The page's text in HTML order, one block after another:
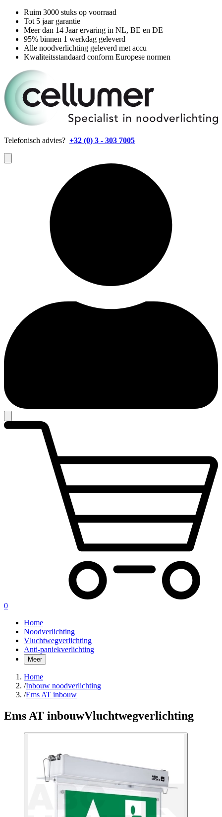
Ruim 3000 stuks op voorraad
Tot 5 jaar garantie
Meer dan 14 Jaar ervaring in NL, BE en DE
95% binnen 1 werkdag geleverd
Alle noodverlichting geleverd met accu
Kwaliteitsstandaard conform Europese normen
Telefonisch advies? +32 (0) 3 - 303 7005
0
Home
Noodverlichting
Vluchtwegverlichting
Anti-paniekverlichting
Meer
Home
/Inbouw noodverlichting
/Ems AT inbouw
Ems AT inbouwVluchtwegverlichting